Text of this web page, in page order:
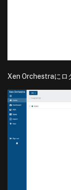
Xen Orchestraにロ